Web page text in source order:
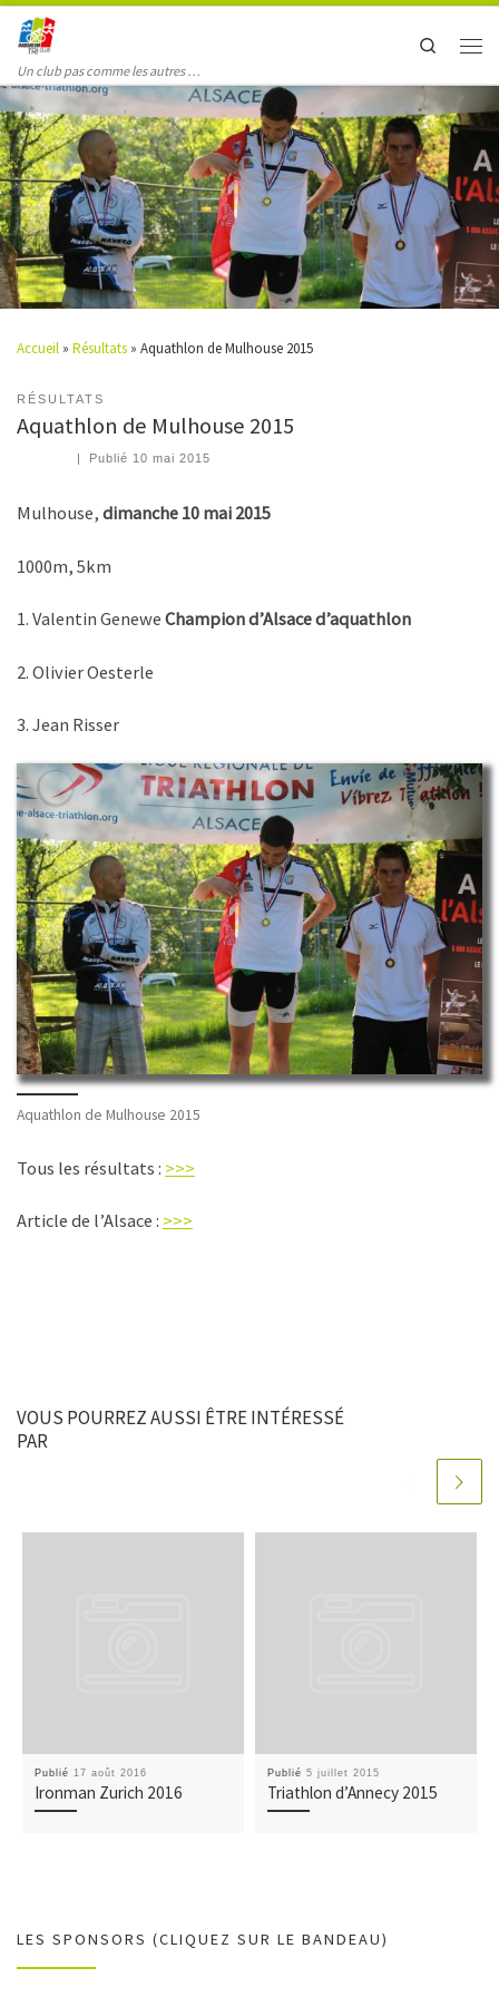
Un club pas comme les autres …
Search
Accueil » Résultats » Aquathlon de Mulhouse 2015
RÉSULTATS
Aquathlon de Mulhouse 2015
| Publié 10 mai 2015
Mulhouse, dimanche 10 mai 2015
1000m, 5km
1. Valentin Genewe Champion d’Alsace d’aquathlon
2. Olivier Oesterle
3. Jean Risser
Aquathlon de Mulhouse 2015
Tous les résultats : >>>
Article de l’Alsace : >>>
VOUS POURREZ AUSSI ÊTRE INTÉRESSÉ
PAR
Publié 17 août 2016
Ironman Zurich 2016
Publié 5 juillet 2015
Triathlon d’Annecy 2015
LES SPONSORS (CLIQUEZ SUR LE BANDEAU)